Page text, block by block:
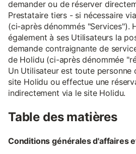
demander ou de réserver
Prestataire tiers - si nécessaire
(ci-après dénommés "Services").
également à ses Utilisateurs la
demande contraignante de
de Holidu (ci-après dénommée
Un Utilisateur est toute personne
site Holidu ou effectue une
indirectement via le site Holidu.
Table des matières
Conditions générales d'affaires